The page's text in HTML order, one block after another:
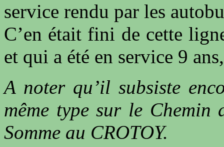
service rendu par les
C’en était fini de cette
et qui a été en service 9
A noter qu’il subsiste
même type sur le
Somme au CROTOY.